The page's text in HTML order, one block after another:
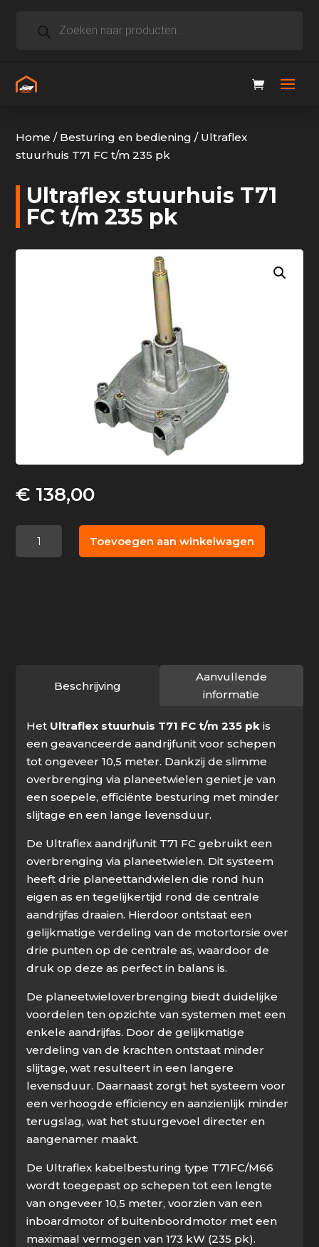
zoeken
Home / Besturing en bediening / Ultraflex
stuurhuis T71 FC t/m 235 pk
Ultraflex stuurhuis T71
FC t/m 235 pk
€ 138,00
Toevoegen aan winkelwagen
Beschrijving
Aanvullende
informatie
Het Ultraflex stuurhuis T71 FC t/m 235 pk is
een geavanceerde aandrijfunit voor schepen
tot ongeveer 10,5 meter. Dankzij de slimme
overbrenging via planeetwielen geniet je van
een soepele, efficiënte besturing met minder
slijtage en een lange levensduur.
De Ultraflex aandrijfunit T71 FC gebruikt een
overbrenging via planeetwielen. Dit systeem
heeft drie planeettandwielen die rond hun
eigen as en tegelijkertijd rond de centrale
aandrijfas draaien. Hierdoor ontstaat een
gelijkmatige verdeling van de motortorsie over
drie punten op de centrale as, waardoor de
druk op deze as perfect in balans is.
De planeetwieloverbrenging biedt duidelijke
voordelen ten opzichte van systemen met een
enkele aandrijfas. Door de gelijkmatige
verdeling van de krachten ontstaat minder
slijtage, wat resulteert in een langere
levensduur. Daarnaast zorgt het systeem voor
een verhoogde efficiency en aanzienlijk minder
terugslag, wat het stuurgevoel directer en
aangenamer maakt.
De Ultraflex kabelbesturing type T71FC/M66
wordt toegepast op schepen tot een lengte
van ongeveer 10,5 meter, voorzien van een
inboardmotor of buitenboordmotor met een
maximaal vermogen van 173 kW (235 pk).